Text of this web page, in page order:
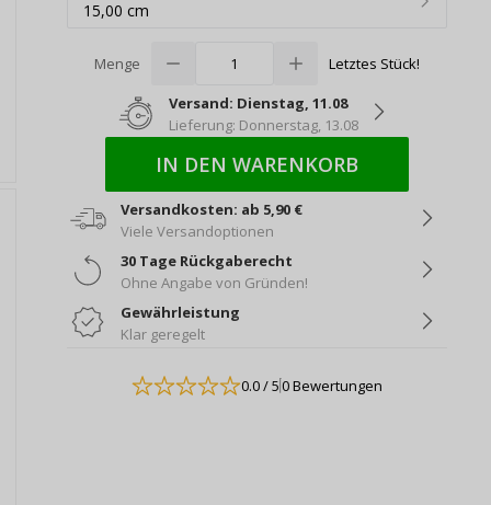
15,00 cm
Menge Letztes Stück!
Versand: Dienstag, 11.08
Lieferung: Donnerstag, 13.08
IN DEN WARENKORB
Versandkosten: ab 5,90 €
Viele Versandoptionen
30 Tage Rückgaberecht
Ohne Angabe von Gründen!
Gewährleistung
Klar geregelt
0.0/ 50 Bewertungen